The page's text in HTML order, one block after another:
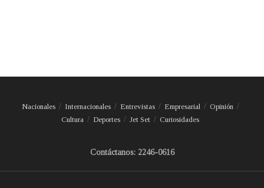
Nacionales Internacionales Entrevistas Empresarial
Opinión
Cultura
Deportes Jet Set Curiosidades
Contáctanos: 2246-0616